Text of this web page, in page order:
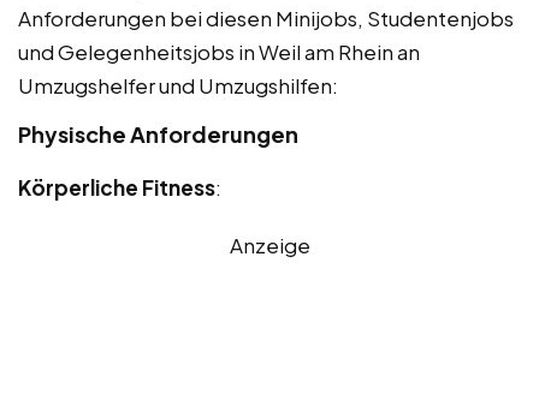
Anforderungen bei diesen Minijobs, Studentenjobs
und Gelegenheitsjobs in Weil am Rhein an
Umzugshelfer und Umzugshilfen:
Physische Anforderungen
Körperliche Fitness:
Anzeige